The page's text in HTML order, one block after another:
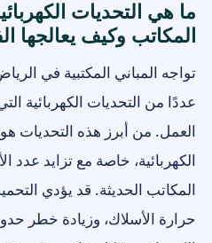
ما هي التحديات
المكاتب وكيف يعالجها
تواجه المباني المكتبية في
عددًا من التحديات الكهربائية
العمل. من أبرز هذه التحديات هو
الكهربائية، خاصة مع تزايد عدد
المكاتب الحديثة. قد يؤدي
حرارة الأسلاك، وزيادة خطر